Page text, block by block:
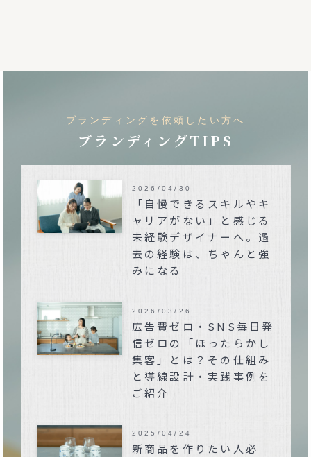
ブランディングを依頼したい方へ
ブランディングTIPS
「自慢できるスキルやキ
ャリアがない」と感じる
未経験デザイナーへ。過
去の経験は、ちゃんと強
みになる
2026/04/30
広告費ゼロ・SNS毎日発
信ゼロの「ほったらかし
集客」とは？その仕組み
と導線設計・実践事例を
ご紹介
2026/03/26
新商品を作りたい人必
2025/04/24